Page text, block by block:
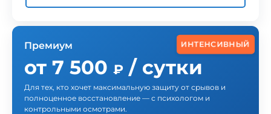
ИНТЕНСИВНЫЙ
Премиум
от 7 500 ₽ / сутки
Для тех, кто хочет максимальную защиту от срывов и
полноценное восстановление — с психологом и
контрольными осмотрами.